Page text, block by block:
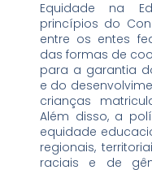
Equidade na
princípios do
entre os entes
das formas de
para a garantia
e do
crianças
Além disso, a
equidade
regionais,
raciais e de